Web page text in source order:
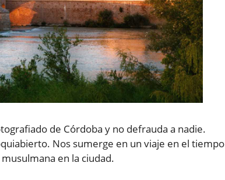
de Córdoba y no defrauda a nadie.
Nos sumerge en un viaje en el tiempo
en la ciudad.